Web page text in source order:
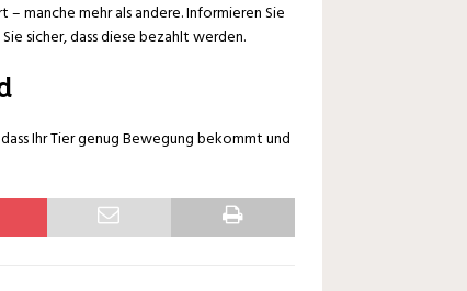
manche mehr als andere. Informieren Sie
sicher, dass diese bezahlt werden.
Ihr Tier genug Bewegung bekommt und